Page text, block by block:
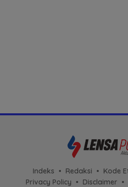
Indeks Redaksi Kode
Privacy Policy
Disclaimer